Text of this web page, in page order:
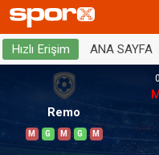
Hızlı Erişim ANA SAYFA
Remo
M G M G M